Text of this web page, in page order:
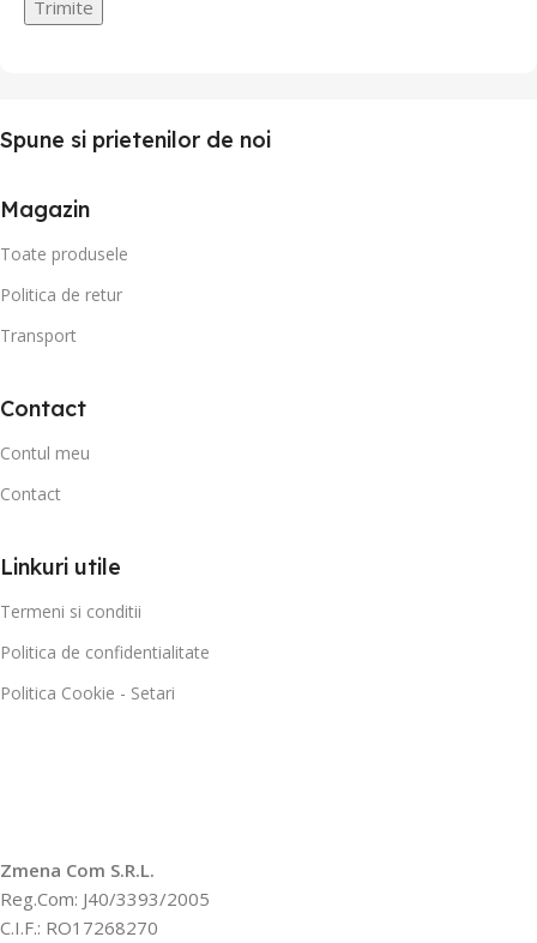
Spune si prietenilor de noi
Magazin
Toate produsele
Politica de retur
Transport
Contact
Contul meu
Contact
Linkuri utile
Termeni si conditii
Politica de confidentialitate
Politica Cookie - Setari
Zmena Com S.R.L.
Reg.Com: J40/3393/2005
C.I.F.: RO17268270